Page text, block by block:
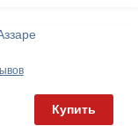
Купить